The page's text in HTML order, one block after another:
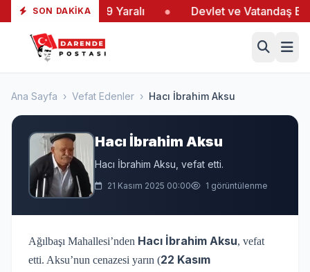
SON DAKIKA
Yangında 19 Yaralı Devlet ve Vatandaş El
Ana Sayfa › Vefat Edenler › Hacı İbrahim Aksu
Hacı İbrahim Aksu
Hacı İbrahim Aksu, vefat etti.
21 Kasım 2025 00:00 1 görüntülenme
Ağılbaşı Mahallesi’nden Hacı İbrahim Aksu, vefat
etti. Aksu’nun cenazesi yarın (22 Kasım